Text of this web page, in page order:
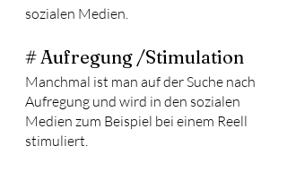
sozialen Medien.
# Aufregung /Stimulation
Manchmal ist man auf der Suche nach
Aufregung und wird in den sozialen
Medien zum Beispiel bei einem Reell
stimuliert.